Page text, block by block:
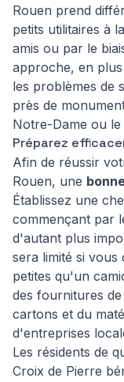
Rouen prend
petits utilitaires à
amis ou par le
approche, en
les problèmes de
près de
Notre-Dame ou le
Préparez
Afin de réussir
Rouen, une
Établissez une
commençant par
d'autant plus
sera limité si
petites qu'un
des fournitures
cartons et du
d'entreprises
Les résidents de
Croix de Pierre